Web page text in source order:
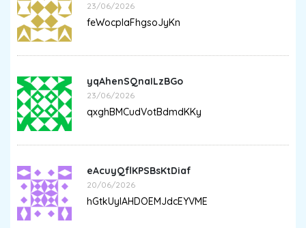
23/06/2026
feWocpIaFhgsoJyKn
yqAhenSQnaILzBGo
23/06/2026
qxghBMCudVotBdmdKKy
eAcuyQflKPSBsKtDiaf
20/06/2026
hGtkUyIAHDOEMJdcEYVME